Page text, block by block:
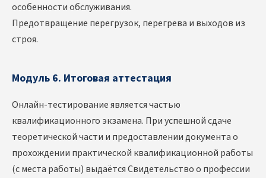
особенности обслуживания.
Предотвращение перегрузок, перегрева и выходов из
строя.
Модуль 6. Итоговая аттестация
Онлайн-тестирование является частью
квалификационного экзамена. При успешной сдаче
теоретической части и предоставлении документа о
прохождении практической квалификационной работы
(с места работы) выдаётся Свидетельство о профессии